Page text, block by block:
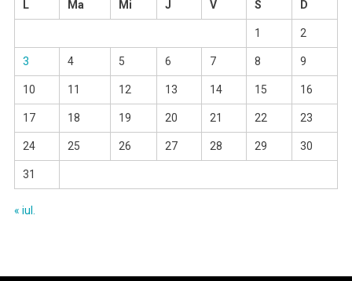
L
Ma Mi J V S D
1 2
3 4 5 6 7 8 9
10 11 12 13 14 15 16
17 18 19 20 21 22 23
24 25 26 27 28 29 30
31
« iul.